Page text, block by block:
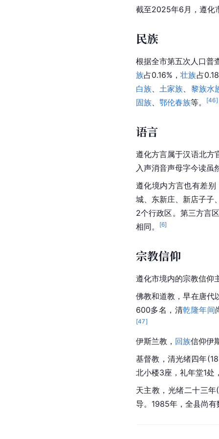
截至2025年6月，遵化
民族
根据全市第五次人口普
族占0.16%，壮族占
白族
土家族 黎族水
固族
鄂伦春族等。 [46]
语言
遵化方言属于汉语北方
入声消音声母字今读虽
遵化境内方言也有差别
城、东新庄、新店子子
2个行政区。第三方言
相同。
[6]
宗教信仰
遵化市境内的宗教信仰
佛教和道教，早在唐代
600多名，清乾隆年间
[47]
伊斯兰教， 回族信仰伊
基督教，清光绪四年
北小楼3座，礼年堂1处
天主教 ， 光绪二十三年
导。1985年，全县尚